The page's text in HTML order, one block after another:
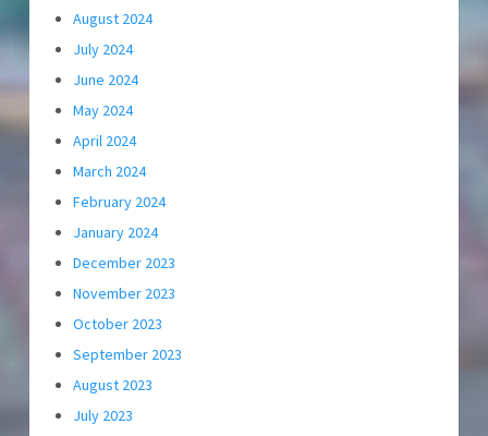
August 2024
July 2024
June 2024
May 2024
April 2024
March 2024
February 2024
January 2024
December 2023
November 2023
October 2023
September 2023
August 2023
July 2023